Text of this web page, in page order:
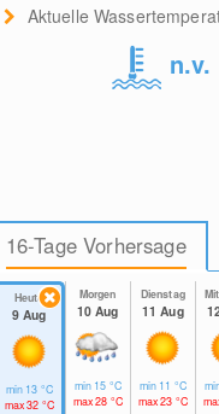
Aktuelle
n.v.
16-Tage Vorhersage
Heute
9 Aug
min 13 °C
max32 °C
Morgen
10 Aug
min 15 °C
max28 °C
Dienstag
11 Aug
min 11 °C
max23 °C